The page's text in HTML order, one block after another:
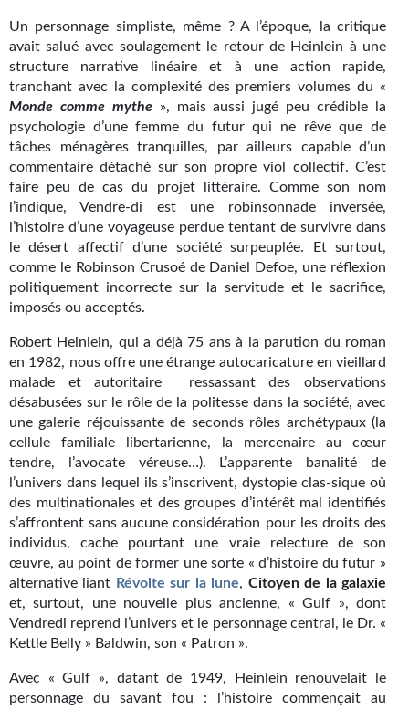
Tous les numéros
En numérique
S'abonner
Les critiques
Le blog
Le prix des lecteurs
GOODIES
Goodies Gotland
Tirages d’art Une Heure-Lumière
PLUS
À paraître
Revue de presse
Récompenses
Newsletter
Le Bélial' sur Youtube
LE BLOG BIFROST
Tous les articles
La Bibliothèque orbitale
Un personnage simpliste, même ? A l’époque, la critique
avait salué avec soulagement le retour de Heinlein à une
structure narrative linéaire et à une action rapide,
tranchant avec la complexité des premiers volumes du «
Monde comme mythe», mais aussi jugé peu crédible la
psychologie d’une femme du futur qui ne rêve que de
tâches ménagères tranquilles, par ailleurs capable d’un
commentaire détaché sur son propre viol collectif. C’est
faire peu de cas du projet littéraire. Comme son nom
l’indique, Vendre-di est une robinsonnade inversée,
l’histoire d’une voyageuse perdue tentant de survivre dans
le désert affectif d’une société surpeuplée. Et surtout,
comme le Robinson Crusoé de Daniel Defoe, une réflexion
politiquement incorrecte sur la servitude et le sacrifice,
imposés ou acceptés.
Robert Heinlein, qui a déjà 75 ans à la parution du roman
en 1982, nous offre une étrange autocaricature en vieillard
malade et autoritaire ressassant des observations
désabusées sur le rôle de la politesse dans la société, avec
une galerie réjouissante de seconds rôles archétypaux (la
cellule familiale libertarienne, la mercenaire au cœur
tendre, l’avocate véreuse…). L’apparente banalité de
l’univers dans lequel ils s’inscrivent, dystopie clas-sique où
des multinationales et des groupes d’intérêt mal identifiés
s’affrontent sans aucune considération pour les droits des
individus, cache pourtant une vraie relecture de son
œuvre, au point de former une sorte « d’histoire du futur »
alternative liant Révolte sur la lune, Citoyen de la galaxie
et, surtout, une nouvelle plus ancienne, « Gulf », dont
Vendredi reprend l’univers et le personnage central, le Dr. «
Kettle Belly » Baldwin, son « Patron ».
Avec « Gulf », datant de 1949, Heinlein renouvelait le
personnage du savant fou : l’histoire commençait au